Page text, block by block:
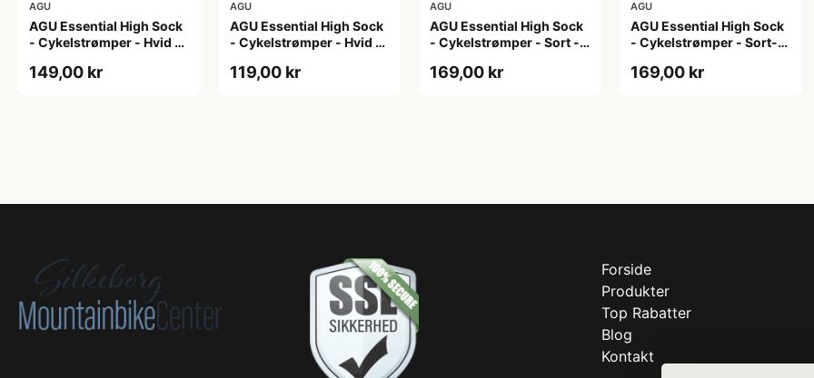
AGU
AGU Essential High Sock
- Cykelstrømper - Hvid -
149,00 kr
AGU
AGU Essential High Sock
- Cykelstrømper - Hvid -
119,00 kr
AGU
AGU Essential High Sock
- Cykelstrømper - Sort -
169,00 kr
AGU
AGU Essential High Sock
- Cykelstrømper - Sort-
169,00 kr
Forside
Produkter
Top Rabatter
Blog
Kontakt